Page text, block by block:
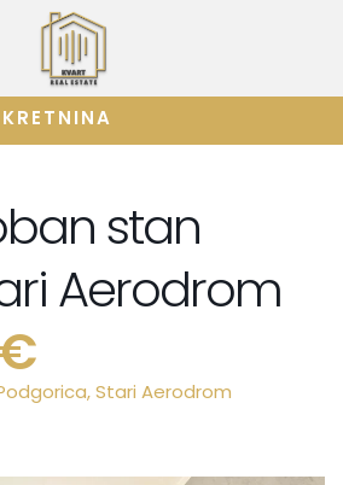
stan
Aerodrom
,Stari Aerodrom